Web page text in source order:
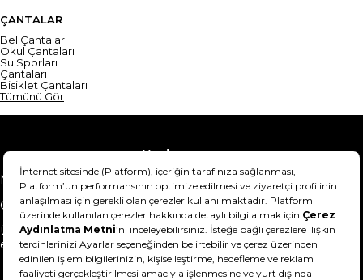
ÇANTALAR
Bel Çantaları
Okul Çantaları
Su Sporları
Çantaları
Bisiklet Çantaları
Tümünü Gör
Yardım
Mesafeli Satış Sözleşmesi
Teslimat Bilgisi
Gizlilik Sözleşmesi
Şartlar & Koşullar
Ürünümü nasıl iade
edebilirim?
Hakkımızda